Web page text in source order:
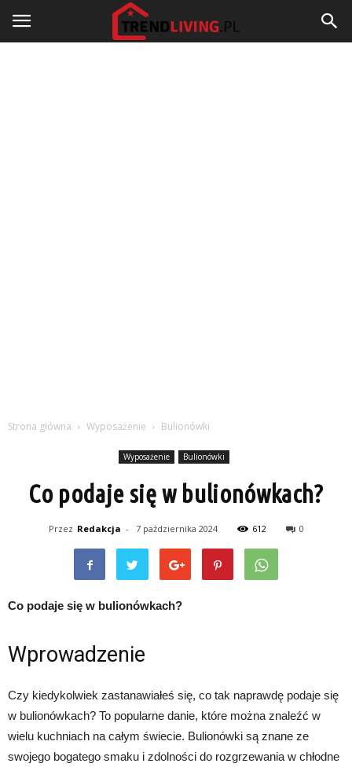
Strona główna Wyposażenie Bulionówki
Wyposażenie Bulionówki
Co podaje się w bulionówkach?
Przez Redakcja - 7 października 2024 612 0
Co podaje się w bulionówkach?
Wprowadzenie
Czy kiedykolwiek zastanawiałeś się, co tak naprawdę podaje się
w bulionówkach? To popularne danie, które można znaleźć w
wielu kuchniach na całym świecie. Bulionówki są znane ze
swojego bogatego smaku i zdolności do rozgrzewania w chłodne